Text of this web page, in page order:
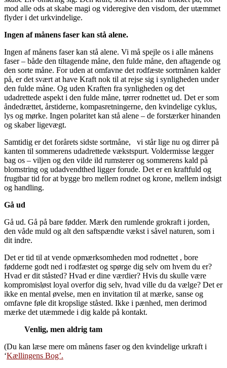
mod alle ods at skabe magi og videregive den visdom, der utæmmet
flyder i det urkvindelige.
Ingen af månens faser kan stå alene.
Ingen af månens faser kan stå alene. Vi må spejle os i alle månens
faser – både den tiltagende måne, den fulde måne, den aftagende og
den sorte måne. For uden at omfavne det rodfæste sortmånen kalder
på, er det svært at have Kraft nok til at rejse sig i synligheden under
den fulde måne. Og uden Kraften fra synligheden og det
udadrettede aspekt i den fulde måne, tørrer rodnettet ud. Det er som
åndedrættet, årstiderne, kompasretningerne, den kvindelige cyklus,
lys og mørke. Ingen polaritet kan stå alene – de forstærker hinanden
og skaber ligevægt.
Samtidig er det forårets sidste sortmåne, vi står lige nu og dirrer på
kanten til sommerens udadrettede vækstspurt. Voldermisse lægger
bag os – viljen og den vilde ild rumsterer og sommerens kald på
blomstring og udadvendthed ligger forude. Det er en kraftfuld og
frugtbar tid for at bygge bro mellem rodnet og krone, mellem indsigt
og handling.
Gå ud
Gå ud. Gå på bare fødder. Mærk den rumlende grokraft i jorden,
den våde muld og alt den saftspændte vækst i såvel naturen, som i
dit indre.
Det er tid til at vende opmærksomheden mod rodnettet , bore
fødderne godt ned i rodfæstet og spørge dig selv om hvem du er?
Hvad er dit ståsted? Hvad er dine værdier? Hvis du skulle være
kompromisløst loyal overfor dig selv, hvad ville du da vælge? Det er
ikke en mental øvelse, men en invitation til at mærke, sanse og
omfavne føle dit kropslige ståsted. Ikke i pænhed, men derimod
mærke det utæmmede i dig kalde på kontakt.
Venlig, men aldrig tam
(Du kan læse mere om månens faser og den kvindelige urkraft i
‘Kællingens Bog’.